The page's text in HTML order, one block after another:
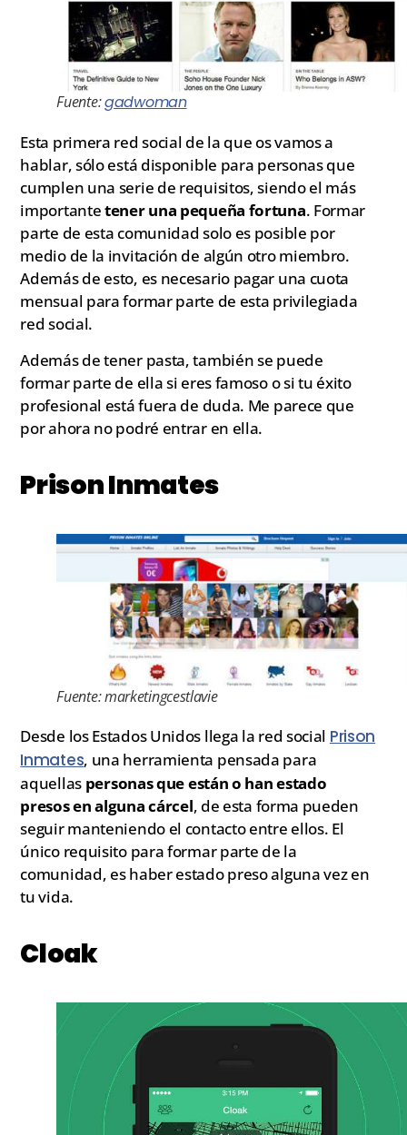
Fuente:gadwoman
Esta primera red social de la que os vamos a
hablar, sólo está disponible para personas que
cumplen una serie de requisitos, siendo el más
importantetener una pequeña fortuna. Formar
parte de esta comunidad solo es posible por
medio de la invitación de algún otro miembro.
Además de esto, es necesario pagar una cuota
mensual para formar parte de esta privilegiada
red social.
Además de tener pasta, también se puede
formar parte de ella si eres famoso o si tu éxito
profesional está fuera de duda. Me parece que
por ahora no podré entrar en ella.
Prison Inmates
Fuente: marketingcestlavie
Desde los Estados Unidos llega la red social Prison
Inmates, una herramienta pensada para
aquellas personas que están o han estado
presos en alguna cárcel, de esta forma pueden
seguir manteniendo el contacto entre ellos. El
único requisito para formar parte de la
comunidad, es haber estado preso alguna vez en
tu vida.
Cloak